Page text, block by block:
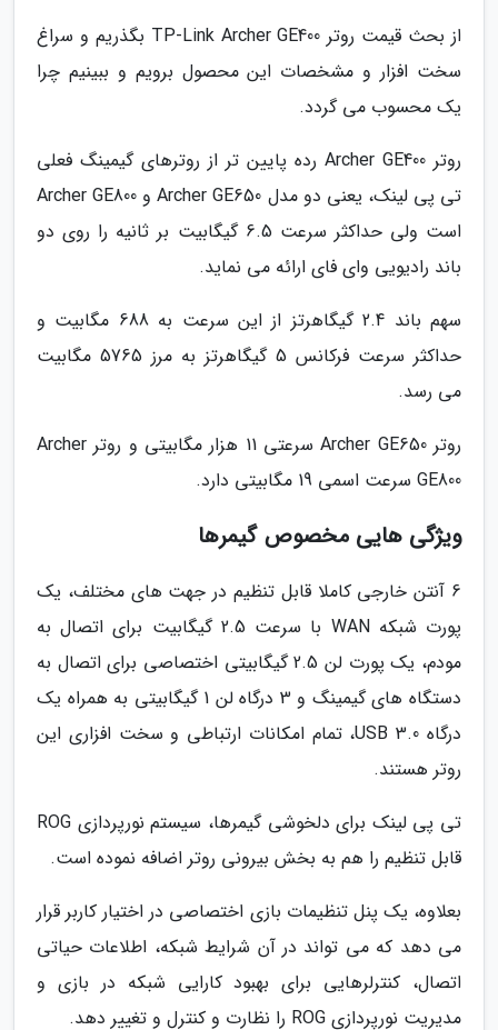
از بحث قیمت روتر TP-Link Archer GE400 بگذریم و سراغ
سخت افزار و مشخصات این محصول برویم و ببینیم چرا
یک محسوب می گردد.
روتر Archer GE400 رده پایین تر از روترهای گیمینگ فعلی
تی پی لینک، یعنی دو مدل Archer GE650 و Archer GE800
است ولی حداکثر سرعت 6.5 گیگابیت بر ثانیه را روی دو
باند رادیویی وای فای ارائه می نماید.
سهم باند 2.4 گیگاهرتز از این سرعت به 688 مگابیت و
حداکثر سرعت فرکانس 5 گیگاهرتز به مرز 5765 مگابیت
می رسد.
روتر Archer GE650 سرعتی 11 هزار مگابیتی و روتر Archer
GE800 سرعت اسمی 19 مگابیتی دارد.
ویژگی هایی مخصوص گیمرها
6 آنتن خارجی کاملا قابل تنظیم در جهت های مختلف، یک
پورت شبکه WAN با سرعت 2.5 گیگابیت برای اتصال به
مودم، یک پورت لن 2.5 گیگابیتی اختصاصی برای اتصال به
دستگاه های گیمینگ و 3 درگاه لن 1 گیگابیتی به همراه یک
درگاه USB 3.0، تمام امکانات ارتباطی و سخت افزاری این
روتر هستند.
تی پی لینک برای دلخوشی گیمرها، سیستم نورپردازی ROG
قابل تنظیم را هم به بخش بیرونی روتر اضافه نموده است.
بعلاوه، یک پنل تنظیمات بازی اختصاصی در اختیار کاربر قرار
می دهد که می تواند در آن شرایط شبکه، اطلاعات حیاتی
اتصال، کنترلرهایی برای بهبود کارایی شبکه در بازی و
مدیریت نورپردازی ROG را نظارت و کنترل و تغییر دهد.